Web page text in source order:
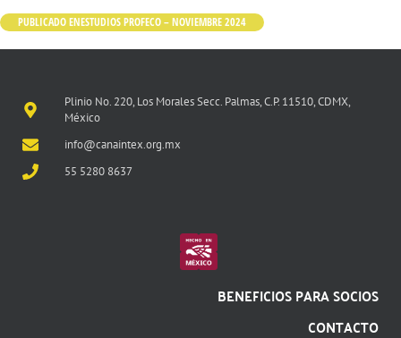
PUBLICADO ENESTUDIOS PROFECO – NOVIEMBRE 2024
Plinio No. 220, Los Morales Secc. Palmas, C.P. 11510, CDMX,
México
info@canaintex.org.mx
55 5280 8637
BENEFICIOS PARA SOCIOS
CONTACTO